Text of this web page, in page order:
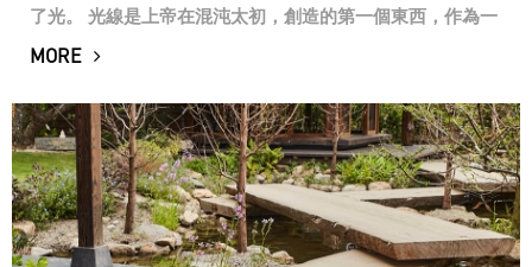
了光。 光線是上帝在混沌太初，創造的第一個東西，作為一
個設計師，光亦是我們最重要的規劃。 這個案子最棒的是充
MORE